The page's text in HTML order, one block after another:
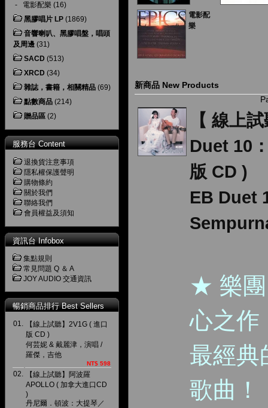
- 電影配樂 (16)
黑膠唱片 LP (1869)
音響喇叭、黑膠唱盤，唱頭
及周邊 (31)
SACD (513)
XRCD (34)
雜誌，書籍，相關精品 (69)
點數商品 (214)
贈品區 (2)
服務台 Content
退換貨注意事項
隱私權保護聲明
購物條約
關於我們
聯絡我們
會員權益及須知
資訊台 Infobox
集點規則
常見問題 Q ＆ A
JOY AUDIO 交通資訊
暢銷商品排行 Best Sellers
01.
【線上試聽】2V1G ( 進口
版 CD )
何芸妮 & 戴麗津，演唱 /
羅傑，吉他
NT$ 598
02.
【線上試聽】阿波羅
APOLLO ( 加拿大進口CD
)
丹尼爾．頓波：大提琴／
電影配
樂
新商品 New Products
【 線上
Duet 10
版 CD )
EB Duet
★ 樂
心之作
最經典
歌曲！